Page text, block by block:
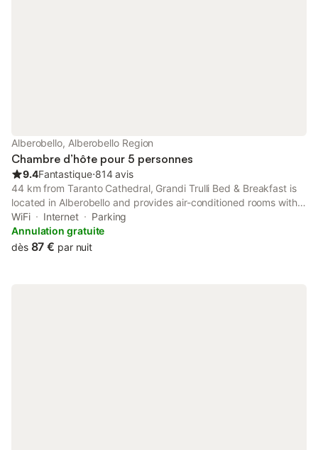
Alberobello, Alberobello Region
Chambre d’hôte pour 5 personnes
9.4Fantastique⋅814 avis
44 km from Taranto Cathedral, Grandi Trulli Bed & Breakfast is
located in Alberobello and provides air-conditioned rooms with
free WiFi. There is a private entrance at the bed and breakfast
for the convenience of those who stay.
WiFi Internet
Parking
Annulation gratuite
dès 87 € par nuit